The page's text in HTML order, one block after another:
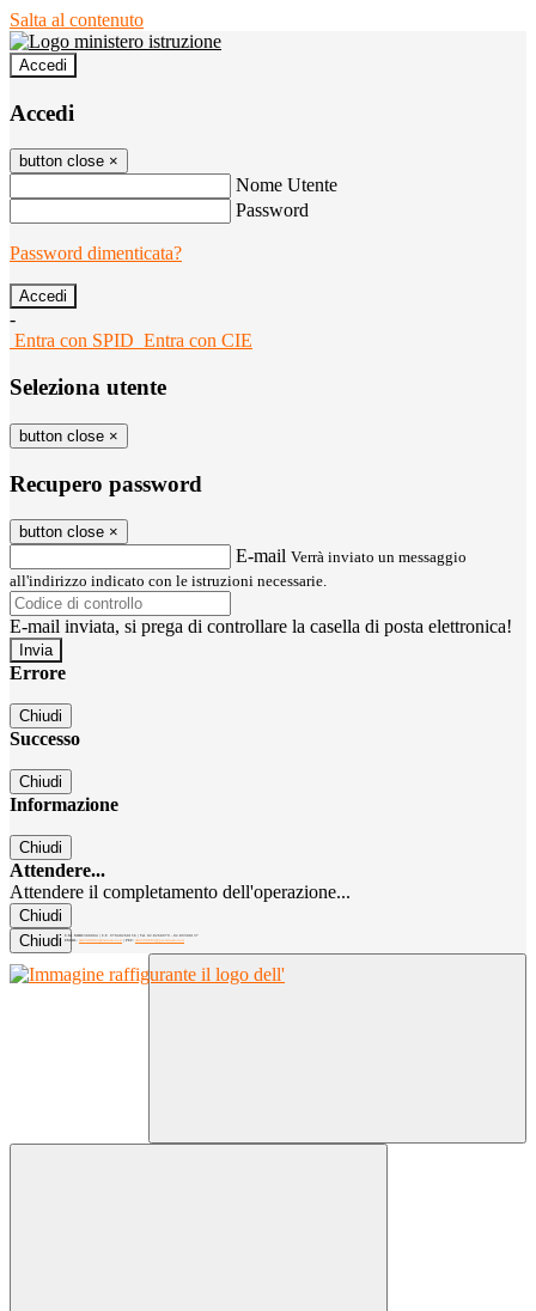
Salta al contenuto
Accedi
Accedi
button close ×
Nome Utente
Password
Password dimenticata?
-
Entra con SPID Entra con CIE
Seleziona utente
button close ×
Recupero password
button close ×
E-mail Verrà inviato un messaggio
all'indirizzo indicato con le istruzioni necessarie.
E-mail inviata, si prega di controllare la casella di posta elettronica!
Errore
Chiudi
Successo
Chiudi
Informazione
Chiudi
Attendere...
Attendere il completamento dell'operazione...
Chiudi
Chiudi
C.M. MIRC300004 | C.F. 97040260156 | Tel. 02.8260979 - 02.89300137
EMAIL: mirc300004@istruzione.it | PEC: mirc300004@pec.istruzione.it